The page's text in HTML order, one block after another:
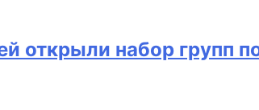
открыли набор